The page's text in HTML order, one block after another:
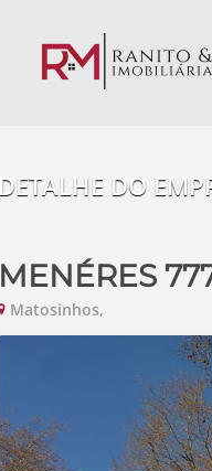
DETALHE DO
MENÉRES
Matosinhos,